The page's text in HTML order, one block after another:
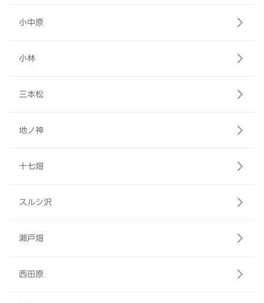
小中原
小林
三本松
地ノ神
十七畑
スルシ沢
瀬戸畑
西田原